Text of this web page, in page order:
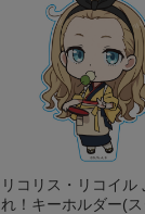
リコリス・リコイル
れ！キーホルダー(ス